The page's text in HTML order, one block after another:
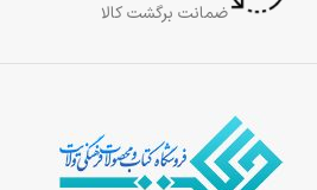
ضمانت برگشت کالا